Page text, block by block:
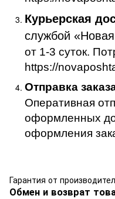
Курьерская
службой
от 1-3 суток.
https://
Отправка
Оперативная
оформленных
оформления
Гарантия от
Обмен и возврат